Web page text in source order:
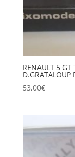
RENAULT 5 GT
53,00€